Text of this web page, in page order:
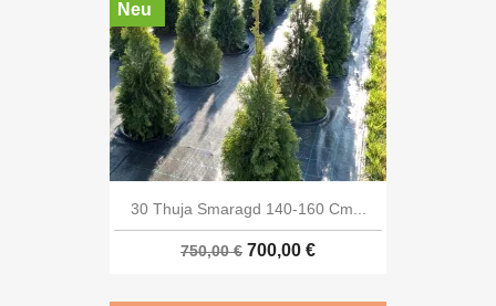
30 Thuja Smaragd 140-160 Cm...
750,00 € 700,00 €
Neu